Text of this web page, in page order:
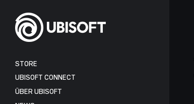
STORE
UBISOFT CONNECT
ÜBER UBISOFT